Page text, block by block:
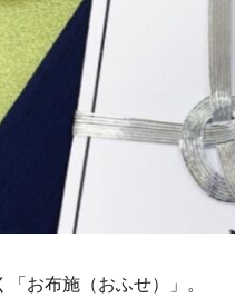
お布施（おふせ）」。